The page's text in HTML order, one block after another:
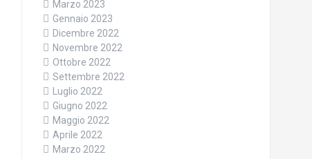
Marzo 2023
Gennaio 2023
Dicembre 2022
Novembre 2022
Ottobre 2022
Settembre 2022
Luglio 2022
Giugno 2022
Maggio 2022
Aprile 2022
Marzo 2022